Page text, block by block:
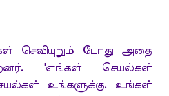
போது அதை
'எங்கள் செயல்கள்
உங்களுக்கு. உங்கள்